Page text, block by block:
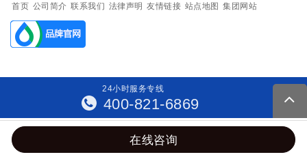
首页 公司简介 联系我们 法律声明 友情链接 站点地图 集团网站
24小时服务专线
400-821-6869
在线咨询